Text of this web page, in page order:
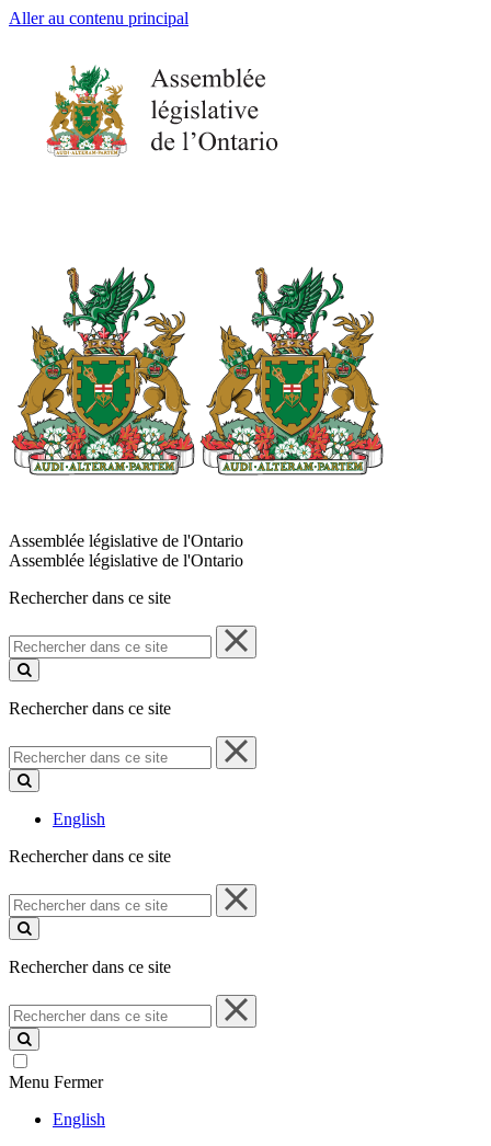
Aller au contenu principal
Assemblée législative de l'Ontario
Assemblée législative de l'Ontario
Rechercher dans ce site
Rechercher
dans
ce
Rechercher dans ce site
Rechercher
dans
ce
English
Rechercher dans ce site
Rechercher
dans
ce
Rechercher dans ce site
Rechercher
dans
ce
site
Menu Fermer
English